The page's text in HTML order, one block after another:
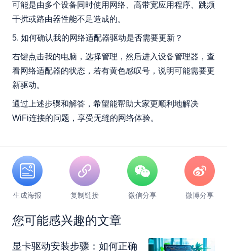
可能是由多个设备同时使用网络、高带宽应用程序、跳频
干扰或路由器性能不足造成的。
5. 如何确认我的网络适配器驱动是否需要更新？
右键点击我的电脑，选择管理，然后进入设备管理器，查
看网络适配器的状态，若有黄色感叹号，说明可能需要更
新驱动。
通过上述步骤和解答，希望能帮助大家更顺利地解决
WiFi连接的问题，享受无缝的网络体验。
生成海报 复制链接 微信分享 微博分享
您可能感兴趣的文章
显卡驱动安装步骤：如何正确